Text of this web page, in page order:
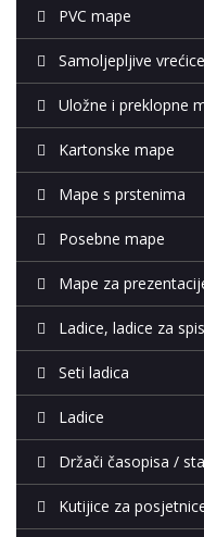
PVC mape
Samoljepljive
Uložne i preklopne
Kartonske mape
Mape s prstenima
Posebne mape
Mape za
Ladice, ladice za
Seti ladica
Ladice
Držači časopisa /
Kutijice za